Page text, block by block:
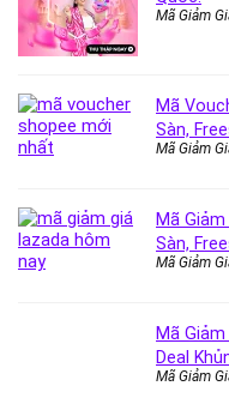
Mã Giảm
Mã
Sàn,
Mã Giảm
Mã
Sàn,
Mã Giảm
Mã
Deal
Mã Giảm